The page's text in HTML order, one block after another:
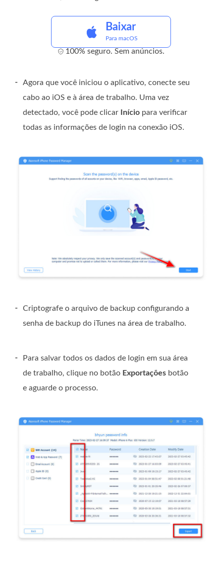
Baixar
Para macOS
100% seguro. Sem anúncios.
-
Agora que você iniciou o aplicativo, conecte seu
cabo ao iOS e à área de trabalho. Uma vez
detectado, você pode clicar
Início para verificar
todas as informações de login na conexão iOS.
-
Criptografe o arquivo de backup configurando a
senha de backup do iTunes na área de trabalho.
-
Para salvar todos os dados de login em sua área
de trabalho, clique no botão Exportações botão
e aguarde o processo.